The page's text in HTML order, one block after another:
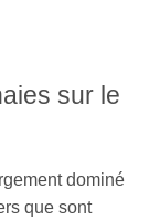
sur le
dominé
que sont